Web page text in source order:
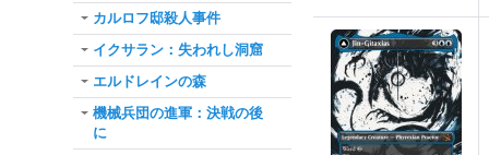
カルロフ邸殺人事件
イクサラン：失われし洞窟
エルドレインの森
機械兵団の進軍：決戦の後
に